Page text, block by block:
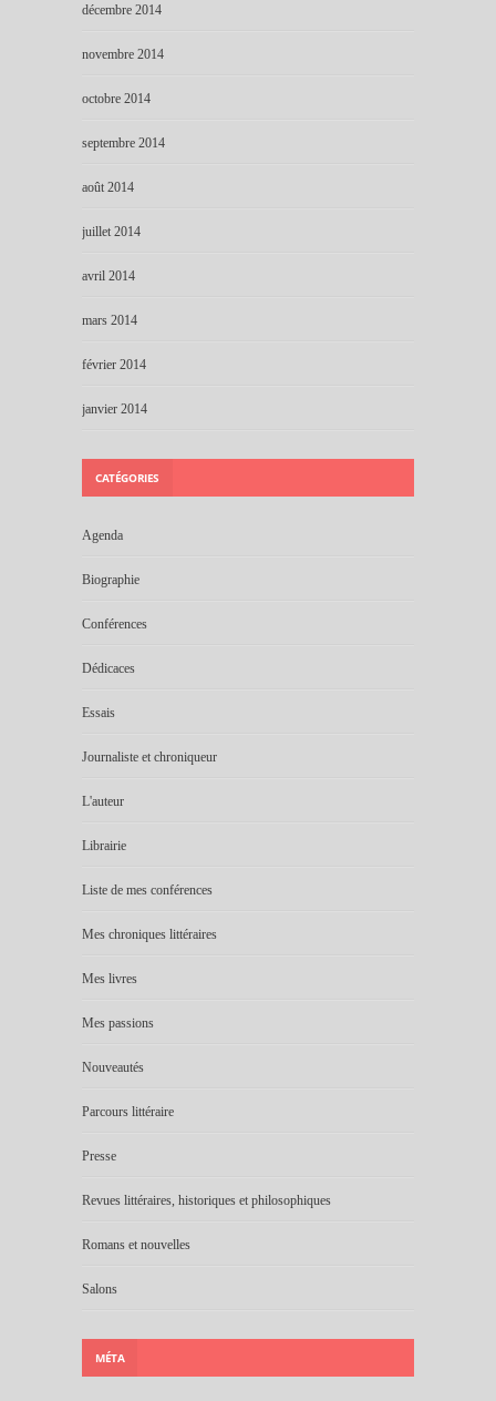
décembre 2014
novembre 2014
octobre 2014
septembre 2014
août 2014
juillet 2014
avril 2014
mars 2014
février 2014
janvier 2014
CATÉGORIES
Agenda
Biographie
Conférences
Dédicaces
Essais
Journaliste et chroniqueur
L'auteur
Librairie
Liste de mes conférences
Mes chroniques littéraires
Mes livres
Mes passions
Nouveautés
Parcours littéraire
Presse
Revues littéraires, historiques et philosophiques
Romans et nouvelles
Salons
MÉTA